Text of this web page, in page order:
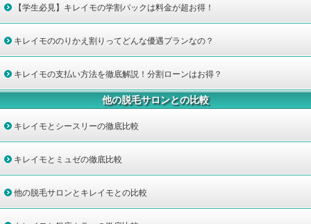
【学生必見】キレイモの学割パックは料金が超お得！
キレイモののりかえ割りってどんな優遇プランなの？
キレイモの支払い方法を徹底解説！分割ローンはお得？
他の脱毛サロンとの比較
キレイモとシースリーの徹底比較
キレイモとミュゼの徹底比較
他の脱毛サロンとキレイモとの比較